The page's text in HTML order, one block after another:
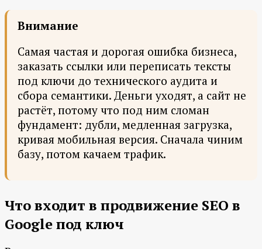
Внимание
Самая частая и дорогая ошибка бизнеса,
заказать ссылки или переписать тексты
под ключи до технического аудита и
сбора семантики. Деньги уходят, а сайт не
растёт, потому что под ним сломан
фундамент: дубли, медленная загрузка,
кривая мобильная версия. Сначала чиним
базу, потом качаем трафик.
Что входит в продвижение SEO в
Google под ключ